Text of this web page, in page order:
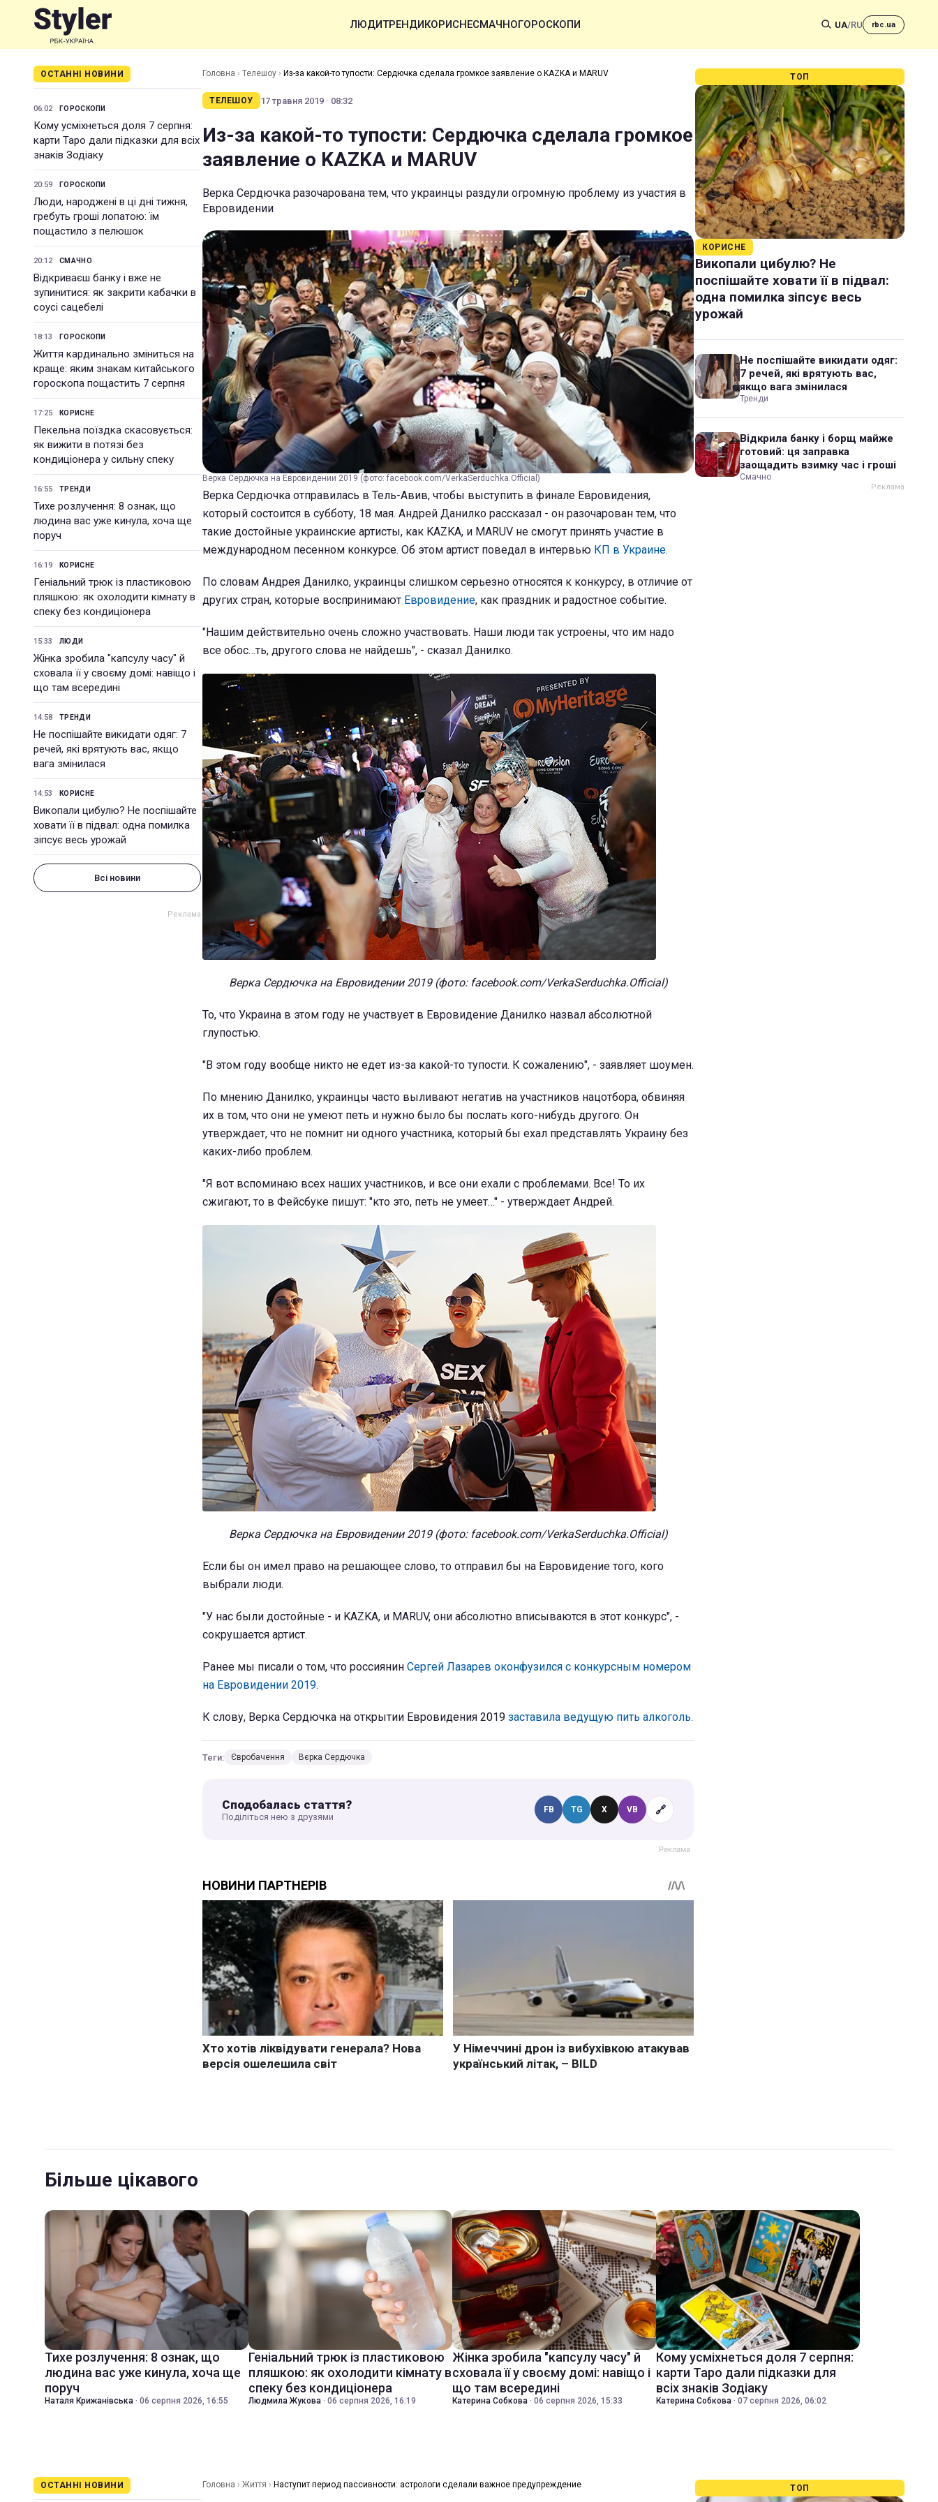
ЛЮДИТРЕНДИКОРИСНЕСМАЧНОГОРОСКОПИ UA/RU rbc.ua
ОСТАННІ НОВИНИ
06:02 ГОРОСКОПИ
Кому усміхнеться доля 7 серпня:
карти Таро дали підказки для всіх
знаків Зодіаку
20:59 ГОРОСКОПИ
Люди, народжені в ці дні тижня,
гребуть гроші лопатою: їм
пощастило з пелюшок
20:12 СМАЧНО
Відкриваєш банку і вже не
зупинитися: як закрити кабачки в
соусі сацебелі
18:13 ГОРОСКОПИ
Життя кардинально зміниться на
краще: яким знакам китайського
гороскопа пощастить 7 серпня
17:25 КОРИСНЕ
Пекельна поїздка скасовується:
як вижити в потязі без
кондиціонера у сильну спеку
16:55 ТРЕНДИ
Тихе розлучення: 8 ознак, що
людина вас уже кинула, хоча ще
поруч
16:19 КОРИСНЕ
Геніальний трюк із пластиковою
пляшкою: як охолодити кімнату в
спеку без кондиціонера
15:33 ЛЮДИ
Жінка зробила "капсулу часу" й
сховала її у своєму домі: навіщо і
що там всередині
14:58 ТРЕНДИ
Не поспішайте викидати одяг: 7
речей, які врятують вас, якщо
вага змінилася
14:53 КОРИСНЕ
Викопали цибулю? Не поспішайте
ховати її в підвал: одна помилка
зіпсує весь урожай
Всі новини
Головна › Телешоу › Из-за какой-то тупости: Сердючка сделала громкое заявление о KAZKA и MARUV
ТЕЛЕШОУ 17 травня 2019 · 08:32
Из-за какой-то тупости: Сердючка сделала громкое
заявление о KAZKA и MARUV
Верка Сердючка разочарована тем, что украинцы раздули огромную проблему из участия в
Евровидении
Верка Сердючка на Евровидении 2019 (фото: facebook.com/VerkaSerduchka.Official)
Верка Сердючка отправилась в Тель-Авив, чтобы выступить в финале Евровидения,
который состоится в субботу, 18 мая. Андрей Данилко рассказал - он разочарован тем, что
такие достойные украинские артисты, как KAZKA, и MARUV не смогут принять участие в
международном песенном конкурсе. Об этом артист поведал в интервью КП в Украине.
По словам Андрея Данилко, украинцы слишком серьезно относятся к конкурсу, в отличие от
других стран, которые воспринимают Евровидение, как праздник и радостное событие.
"Нашим действительно очень сложно участвовать. Наши люди так устроены, что им надо
все обос…ть, другого слова не найдешь", - сказал Данилко.
Верка Сердючка на Евровидении 2019 (фото: facebook.com/VerkaSerduchka.Official)
То, что Украина в этом году не участвует в Евровидение Данилко назвал абсолютной
глупостью.
"В этом году вообще никто не едет из-за какой-то тупости. К сожалению", - заявляет шоумен.
По мнению Данилко, украинцы часто выливают негатив на участников нацотбора, обвиняя
их в том, что они не умеют петь и нужно было бы послать кого-нибудь другого. Он
утверждает, что не помнит ни одного участника, который бы ехал представлять Украину без
каких-либо проблем.
"Я вот вспоминаю всех наших участников, и все они ехали с проблемами. Все! То их
сжигают, то в Фейсбуке пишут: "кто это, петь не умеет…" - утверждает Андрей.
Верка Сердючка на Евровидении 2019 (фото: facebook.com/VerkaSerduchka.Official)
Если бы он имел право на решающее слово, то отправил бы на Евровидение того, кого
выбрали люди.
"У нас были достойные - и KAZKA, и MARUV, они абсолютно вписываются в этот конкурс", -
сокрушается артист.
Ранее мы писали о том, что россиянин Сергей Лазарев оконфузился с конкурсным номером
на Евровидении 2019.
К слову, Верка Сердючка на открытии Евровидения 2019 заставила ведущую пить алкоголь.
Теги: Євробачення Вєрка Сердючка
Сподобалась стаття?
Поділіться нею з друзями
FB TG X VB 🔗
ТОП
КОРИСНЕ
Викопали цибулю? Не
поспішайте ховати її в підвал:
одна помилка зіпсує весь
урожай
Не поспішайте викидати одяг:
7 речей, які врятують вас,
якщо вага змінилася
Тренди
Відкрила банку і борщ майже
готовий: ця заправка
заощадить взимку час і гроші
Смачно
Більше цікавого
Тихе розлучення: 8 ознак, що
людина вас уже кинула, хоча ще
поруч
Наталя Крижанівська · 06 серпня 2026, 16:55
Геніальний трюк із пластиковою
пляшкою: як охолодити кімнату в
спеку без кондиціонера
Людмила Жукова · 06 серпня 2026, 16:19
Жінка зробила "капсулу часу" й
сховала її у своєму домі: навіщо і
що там всередині
Катерина Собкова · 06 серпня 2026, 15:33
Кому усміхнеться доля 7 серпня:
карти Таро дали підказки для
всіх знаків Зодіаку
Катерина Собкова · 07 серпня 2026, 06:02
ОСТАННІ НОВИНИ Головна › Життя › Наступит период пассивности: астрологи сделали важное предупреждение ТОП